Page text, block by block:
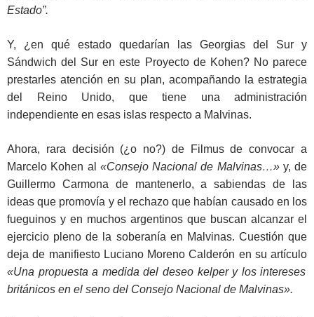
Estado”.
Y, ¿en qué estado quedarían las Georgias del Sur y
Sándwich del Sur en este Proyecto de Kohen? No parece
prestarles atención en su plan, acompañando la estrategia
del Reino Unido, que tiene una administración
independiente en esas islas respecto a Malvinas.
Ahora, rara decisión (¿o no?) de Filmus de convocar a
Marcelo Kohen al «Consejo Nacional de Malvinas…» y, de
Guillermo Carmona de mantenerlo, a sabiendas de las
ideas que promovía y el rechazo que habían causado en los
fueguinos y en muchos argentinos que buscan alcanzar el
ejercicio pleno de la soberanía en Malvinas. Cuestión que
deja de manifiesto Luciano Moreno Calderón en su artículo
«Una propuesta a medida del deseo kelper y los intereses
británicos en el seno del Consejo Nacional de Malvinas».